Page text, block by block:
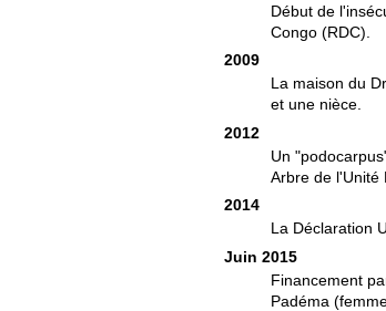
Début de
Congo (RDC).
2009
La maison du
et une nièce.
2012
Un
Arbre de l'Unité
2014
La Déclaration
Juin 2015
Financement
Padéma